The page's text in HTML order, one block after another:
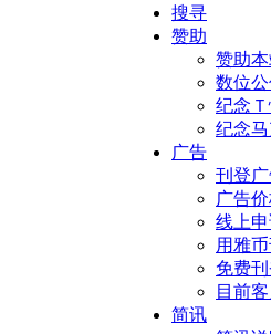
搜寻
赞助
赞助
数位
纪念Ｔ
纪念
广告
刊登
广告
线上
用雅
免费
目前
简讯